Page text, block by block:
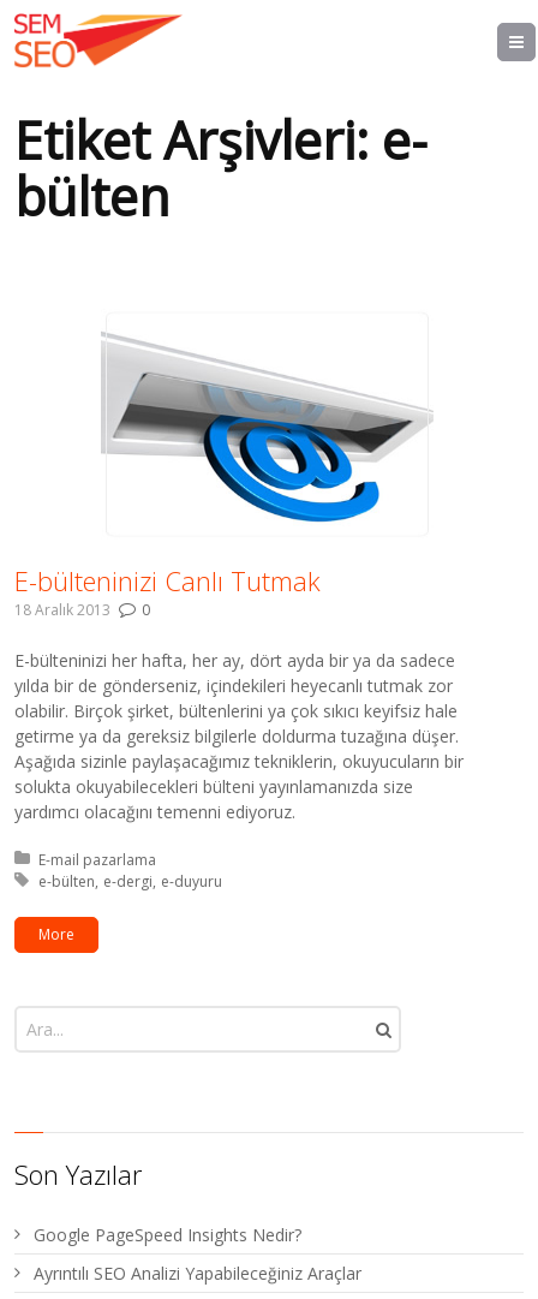
Etiket Arşivleri: e-
bülten
E-bülteninizi Canlı Tutmak
18 Aralık 2013 0
E-bülteninizi her hafta, her ay, dört ayda bir ya da sadece
yılda bir de gönderseniz, içindekileri heyecanlı tutmak zor
olabilir. Birçok şirket, bültenlerini ya çok sıkıcı keyifsiz hale
getirme ya da gereksiz bilgilerle doldurma tuzağına düşer.
Aşağıda sizinle paylaşacağımız tekniklerin, okuyucuların bir
solukta okuyabilecekleri bülteni yayınlamanızda size
yardımcı olacağını temenni ediyoruz.
Kategori:
E-mail pazarlama
Etiket:
e-bülten e-dergi e-duyuru
More
Son Yazılar
Google PageSpeed Insights Nedir?
Ayrıntılı SEO Analizi Yapabileceğiniz Araçlar